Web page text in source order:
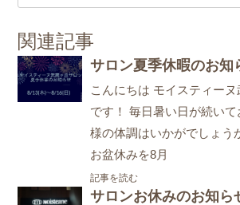
関連記事
サロン夏季休暇のお知
こんにちは モイスティー
です！ 毎日暑い日が続い
様の体調はいかがでしょう
お盆休みを8月
記事を読む
サロンお休みのお知ら